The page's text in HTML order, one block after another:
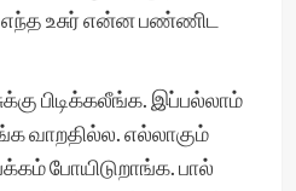
உசுர் என்ன பண்ணிட
பிடிக்கலீங்க. இப்பல்லாம்
வாறதில்ல. எல்லாகும்
போயிடுறாங்க. பால்